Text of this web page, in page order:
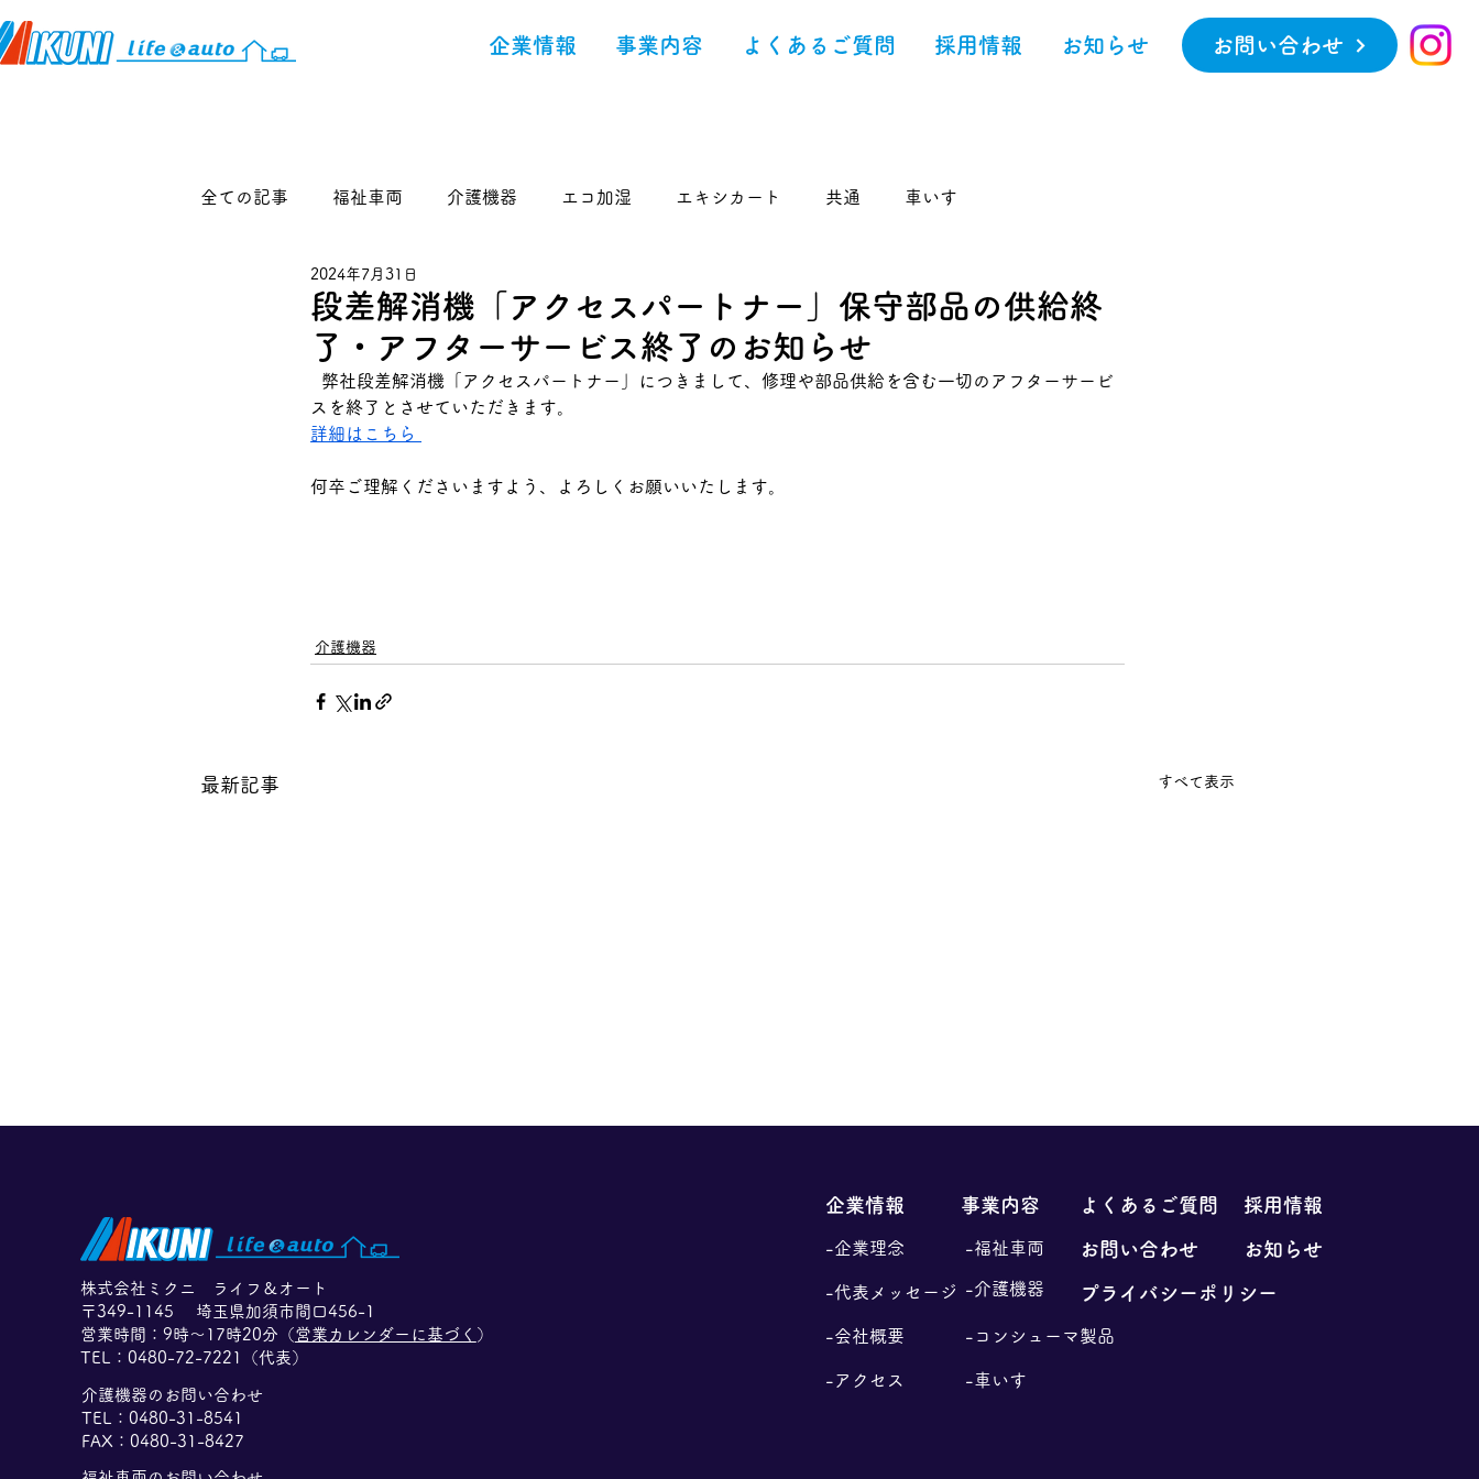
企業情報 事業内容 よくあるご質問 採用情報 お知らせ お問い合わせ
全ての記事 福祉車両 介護機器 エコ加湿 エキシカート 共通 車いす
段差解消機「アクセスパートナー」保守部品の供給終
了・アフターサービス終了のお知らせ
2024年7月31日
スを終了とさせていただきます。
詳細はこちら
何卒ご理解くださいますよう、よろしくお願いいたします。
介護機器
最新記事 すべて表示
分離型チェア「入浴用分離椅
子」保守部品の供給終了及
び、アフターサービス終了の
お知らせ
きまして、誠にありがとうござい
担軽減を目的として、各都道府県
支援事業」が実施されておりま
日(火)12時以降、 社内研修につ
き本社、豊明支社の各事業部お電
止いたします。 皆様にはご不便
ただきますようよろしくお願い申
株式会社ミクニ ライフ＆オート
〒349-1145 埼玉県加須市間口456-1
​営業時間：9時〜17時20分（ 営業カレンダーに基づく ）
​TEL： 0480-72-7221（代表）
介護機器のお問い合わせ
TEL：0480-31-8541
FAX：0480-31-8427
企業情報
-企業理念
-代表メッセージ
-会社概要
-アクセス
事業内容
-福祉車両
-介護機器
よくあるご質問
お問い合わせ
採用情報
お知らせ
プライバシーポリシー
-コンシューマ製品
-車いす